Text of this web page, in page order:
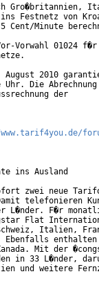
Gro�britannien,
Festnetz von
Cent/Minute
Vorwahl 01024
2010
Uhr. Die
der
ins Ausland
zwei neue
telefonieren
L�nder. F�r
Flat
Italien,
Ebenfalls
Mit der
in 33 L�nder,
und weitere